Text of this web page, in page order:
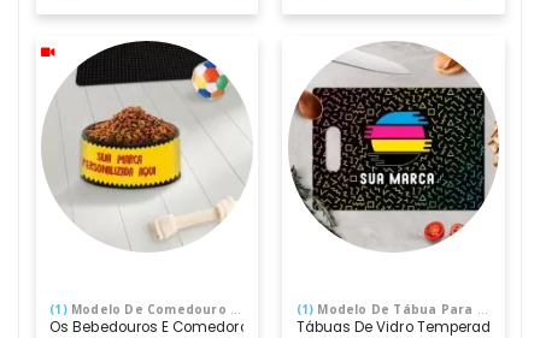
(1)Modelo De Comedouro Para Animais
Os Bebedouros E Comedoros Servem Água E Ração Para Cães De
(1) Modelo De Tábua Para Carne De Vidro Ou Acrílico
Tábuas De Vidro Temperado